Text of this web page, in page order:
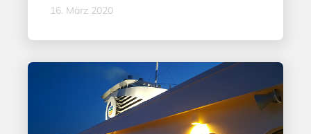
16. März 2020